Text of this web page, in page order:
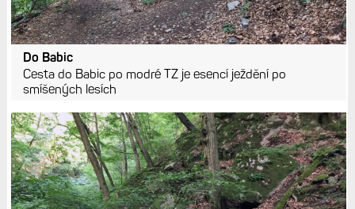
Do Babic
Cesta do Babic po modré TZ je esencí ježdění po
smíšených lesích